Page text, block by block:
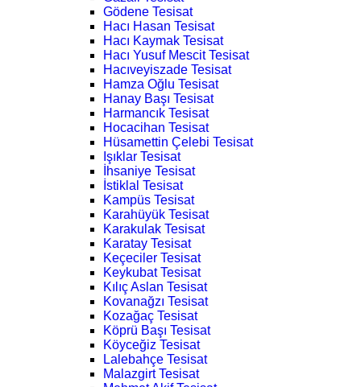
Gödene Tesisat
Hacı Hasan Tesisat
Hacı Kaymak Tesisat
Hacı Yusuf Mescit Tesisat
Hacıveyiszade Tesisat
Hamza Oğlu Tesisat
Hanay Başı Tesisat
Harmancık Tesisat
Hocacihan Tesisat
Hüsamettin Çelebi Tesisat
Işıklar Tesisat
İhsaniye Tesisat
İstiklal Tesisat
Kampüs Tesisat
Karahüyük Tesisat
Karakulak Tesisat
Karatay Tesisat
Keçeciler Tesisat
Keykubat Tesisat
Kılıç Aslan Tesisat
Kovanağzı Tesisat
Kozağaç Tesisat
Köprü Başı Tesisat
Köyceğiz Tesisat
Lalebahçe Tesisat
Malazgirt Tesisat